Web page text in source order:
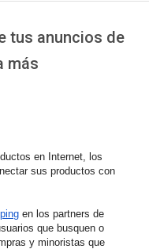
tus anuncios de
más
en Internet, los
sus productos con
en los partners de
que busquen o
y minoristas que